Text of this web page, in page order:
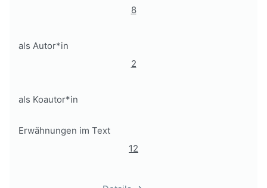
8
als Autor*in
2
als Koautor*in
Erwähnungen im Text
12